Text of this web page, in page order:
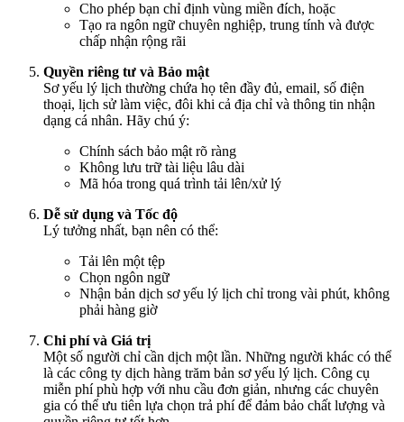
Cho phép bạn chỉ định vùng miền đích, hoặc
Tạo ra ngôn ngữ chuyên nghiệp, trung tính và được
chấp nhận rộng rãi
Quyền riêng tư và Bảo mật
Sơ yếu lý lịch thường chứa họ tên đầy đủ, email, số điện
thoại, lịch sử làm việc, đôi khi cả địa chỉ và thông tin nhận
dạng cá nhân. Hãy chú ý:
Chính sách bảo mật rõ ràng
Không lưu trữ tài liệu lâu dài
Mã hóa trong quá trình tải lên/xử lý
Dễ sử dụng và Tốc độ
Lý tưởng nhất, bạn nên có thể:
Tải lên một tệp
Chọn ngôn ngữ
Nhận bản dịch sơ yếu lý lịch chỉ trong vài phút, không
phải hàng giờ
Chi phí và Giá trị
Một số người chỉ cần dịch một lần. Những người khác có thể
là các công ty dịch hàng trăm bản sơ yếu lý lịch. Công cụ
miễn phí phù hợp với nhu cầu đơn giản, nhưng các chuyên
gia có thể ưu tiên lựa chọn trả phí để đảm bảo chất lượng và